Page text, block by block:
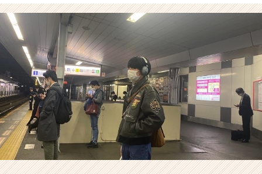
社
m
e
の
タ
イ
ム
ラ
イ
ン】
|